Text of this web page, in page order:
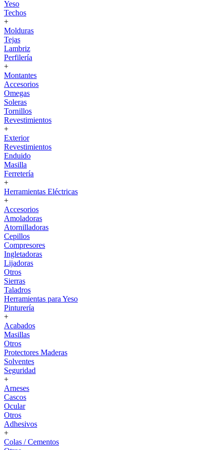
Yeso
Techos
+
Molduras
Tejas
Lambriz
Perfilería
+
Montantes
Accesorios
Omegas
Soleras
Tornillos
Revestimientos
+
Exterior
Revestimientos
Enduido
Masilla
Ferretería
+
Herramientas Eléctricas
+
Accesorios
Amoladoras
Atornilladoras
Cepillos
Compresores
Ingletadoras
Lijadoras
Otros
Sierras
Taladros
Herramientas para Yeso
Pinturería
+
Acabados
Masillas
Otros
Protectores Maderas
Solventes
Seguridad
+
Arneses
Cascos
Ocular
Otros
Adhesivos
+
Colas / Cementos